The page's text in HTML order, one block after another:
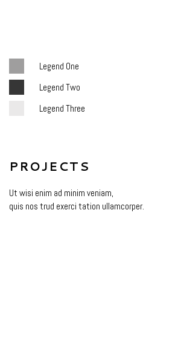
Legend One
Legend Two
Legend Three
PROJECTS
Ut wisi enim ad minim veniam,
quis nos trud exerci tation ullamcorper.